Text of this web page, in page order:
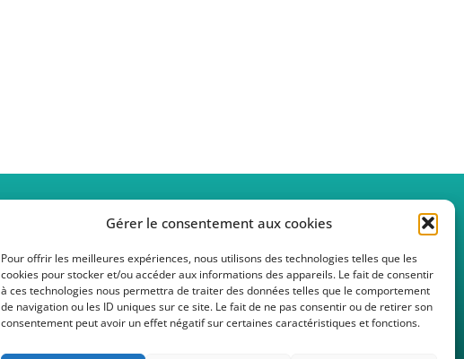
Gérer le consentement aux cookies
Pour offrir les meilleures expériences, nous utilisons des technologies telles que les
cookies pour stocker et/ou accéder aux informations des appareils. Le fait de consentir
à ces technologies nous permettra de traiter des données telles que le comportement
de navigation ou les ID uniques sur ce site. Le fait de ne pas consentir ou de retirer son
consentement peut avoir un effet négatif sur certaines caractéristiques et fonctions.
02 41 33 48 00
secretariat.accueil@fede49.admr.org